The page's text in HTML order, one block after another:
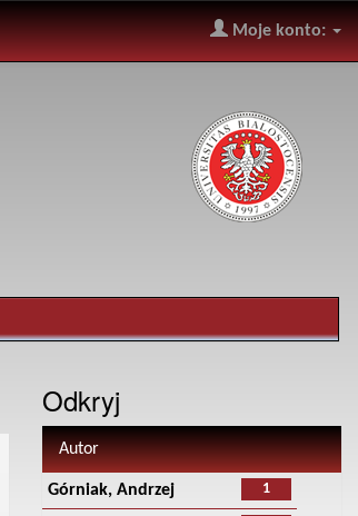
Moje konto:
Odkryj
Autor
1
Górniak, Andrzej